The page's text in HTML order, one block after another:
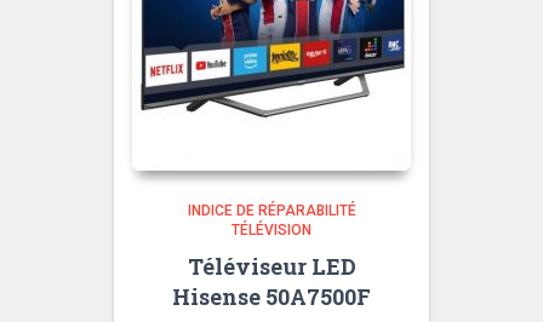
INDICE DE RÉPARABILITÉ
TÉLÉVISION
Téléviseur LED
Hisense 50A7500F